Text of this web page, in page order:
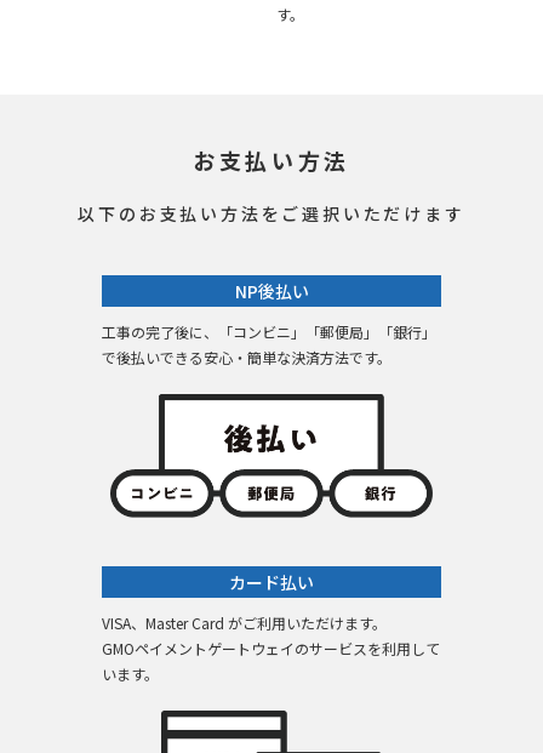
す。
お支払い方法
以下のお支払い方法をご選択いただけます
NP後払い
工事の完了後に、「コンビニ」「郵便局」「銀行」
で後払いできる安心・簡単な決済方法です。
カード払い
VISA、Master Card がご利用いただけます。
GMOペイメントゲートウェイのサービスを利用して
います。